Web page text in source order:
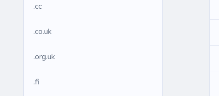
.cc
.co.uk
.org.uk
.fi